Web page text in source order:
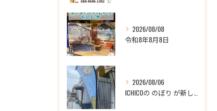
2026/08/08
令和8年8月8日
2026/08/06